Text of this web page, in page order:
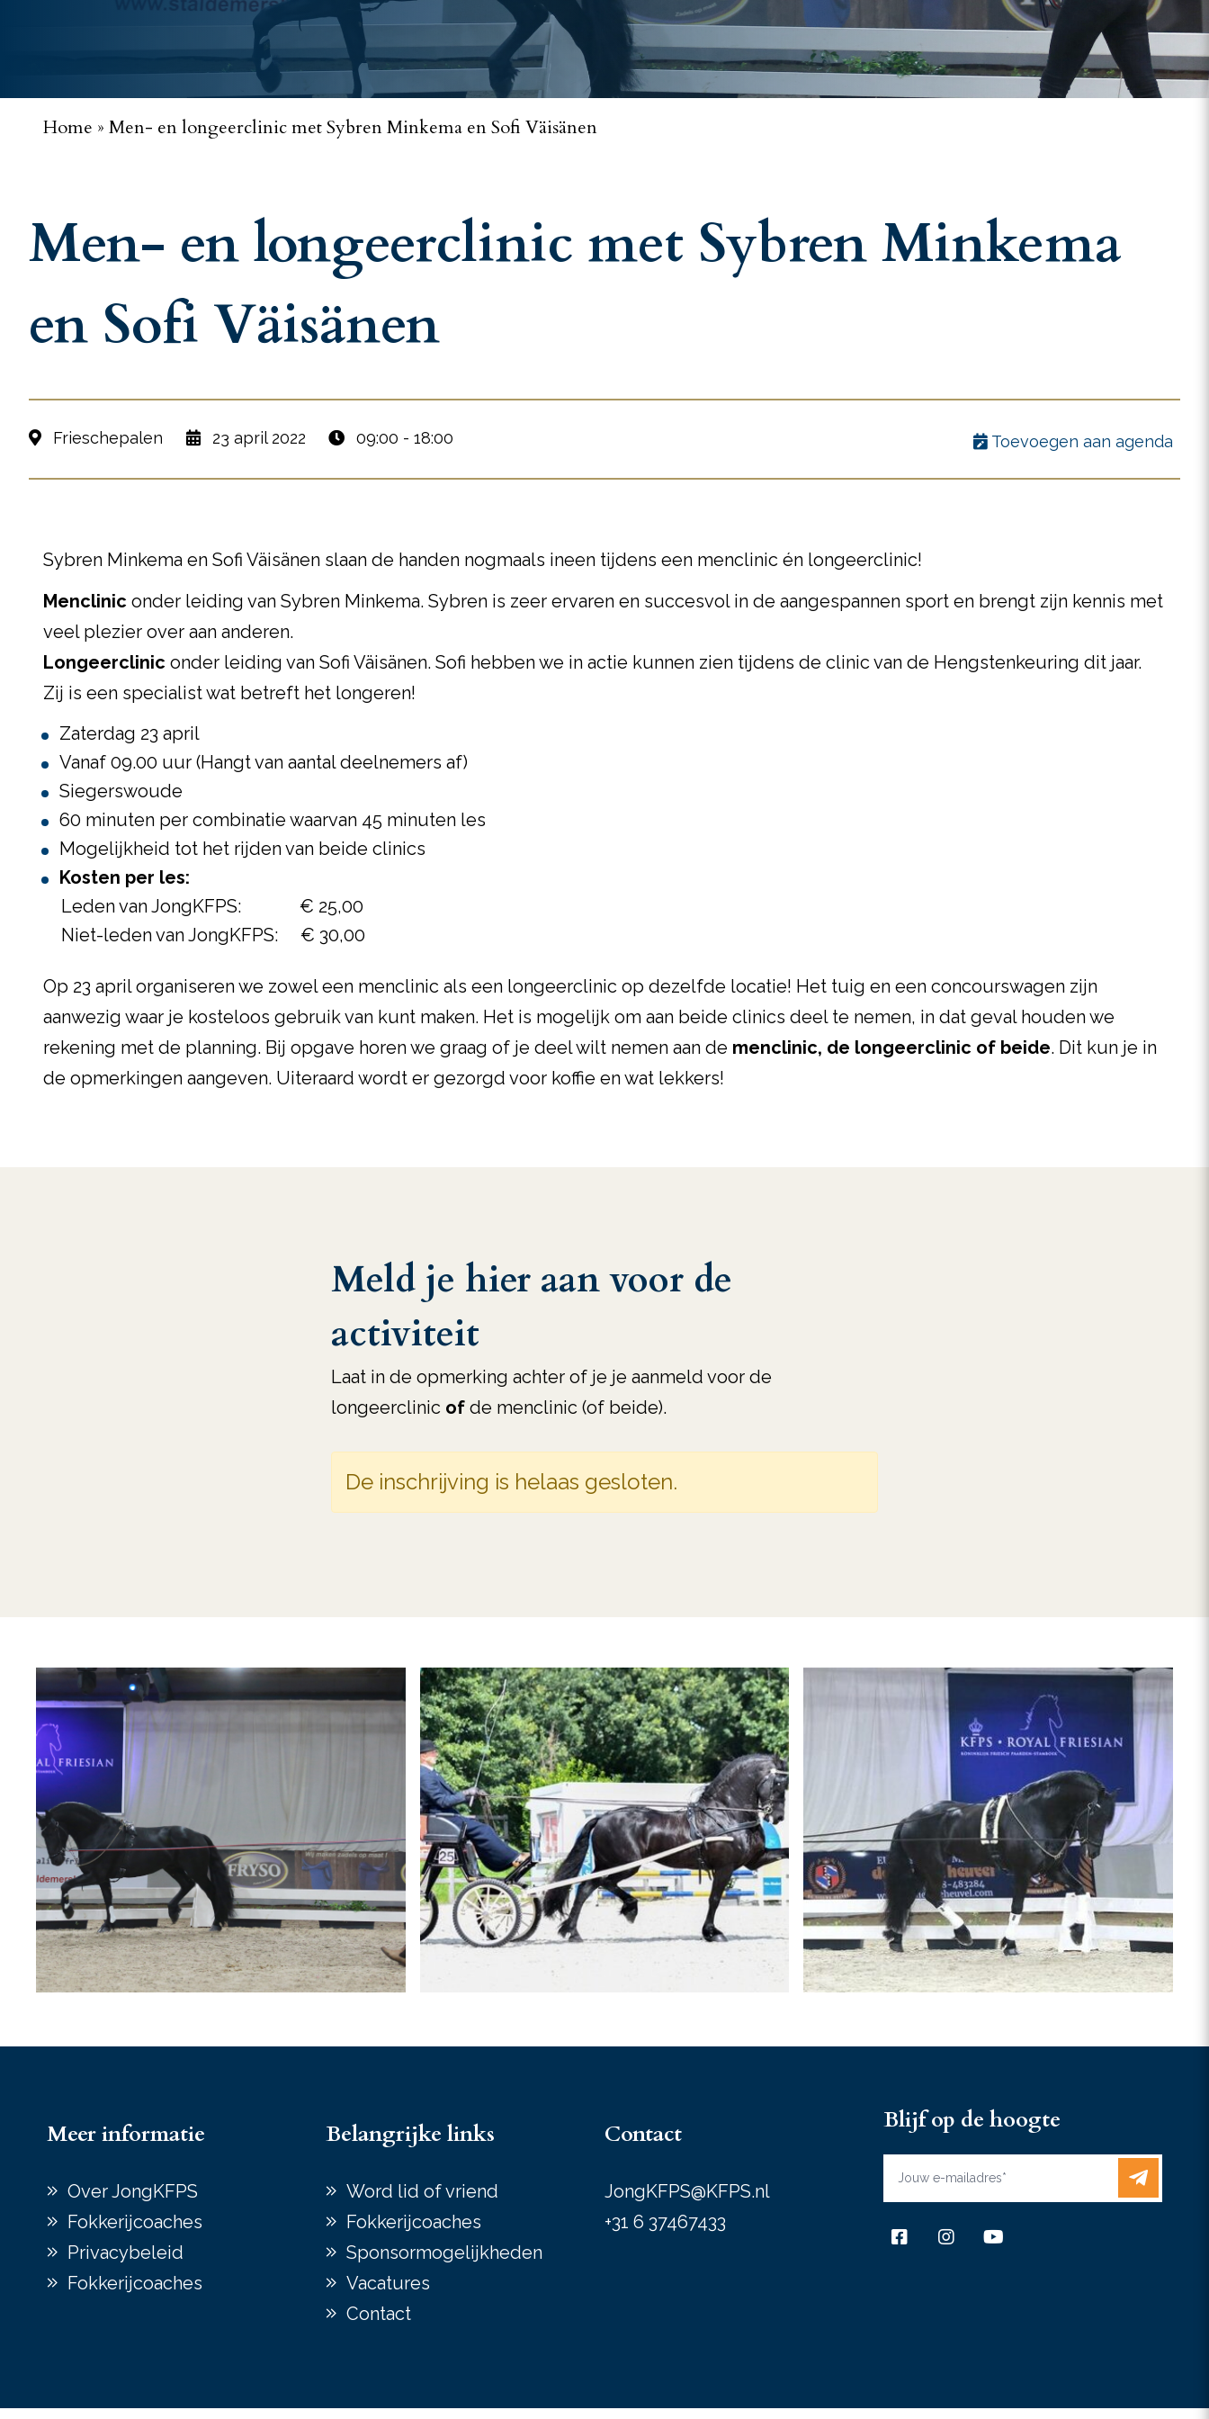
Home » Men- en longeerclinic met Sybren Minkema en Sofi Väisänen
Men- en longeerclinic met Sybren Minkema
en Sofi Väisänen
Frieschepalen 23 april 2022 09:00 - 18:00 Toevoegen aan agenda
Sybren Minkema en Sofi Väisänen slaan de handen nogmaals ineen tijdens een menclinic én longeerclinic!
Menclinic onder leiding van Sybren Minkema. Sybren is zeer ervaren en succesvol in de aangespannen sport en brengt zijn kennis met
veel plezier over aan anderen.
Longeerclinic onder leiding van Sofi Väisänen. Sofi hebben we in actie kunnen zien tijdens de clinic van de Hengstenkeuring dit jaar.
Zij is een specialist wat betreft het longeren!
Zaterdag 23 april
Vanaf 09.00 uur (Hangt van aantal deelnemers af)
Siegerswoude
60 minuten per combinatie waarvan 45 minuten les
Mogelijkheid tot het rijden van beide clinics
Kosten per les:
Leden van JongKFPS: € 25,00
Niet-leden van JongKFPS: € 30,00
Op 23 april organiseren we zowel een menclinic als een longeerclinic op dezelfde locatie! Het tuig en een concourswagen zijn
aanwezig waar je kosteloos gebruik van kunt maken. Het is mogelijk om aan beide clinics deel te nemen, in dat geval houden we
rekening met de planning. Bij opgave horen we graag of je deel wilt nemen aan de menclinic, de longeerclinic of beide. Dit kun je in
de opmerkingen aangeven. Uiteraard wordt er gezorgd voor koffie en wat lekkers!
Meld je hier aan voor de
activiteit
Laat in de opmerking achter of je je aanmeld voor de
longeerclinic of de menclinic (of beide).
De inschrijving is helaas gesloten.
Meer informatie
Over JongKFPS
Fokkerijcoaches
Privacybeleid
Fokkerijcoaches
Belangrijke links
Word lid of vriend
Fokkerijcoaches
Sponsormogelijkheden
Vacatures
Contact
Contact
JongKFPS@KFPS.nl
+31 6 37467433
Blijf op de hoogte